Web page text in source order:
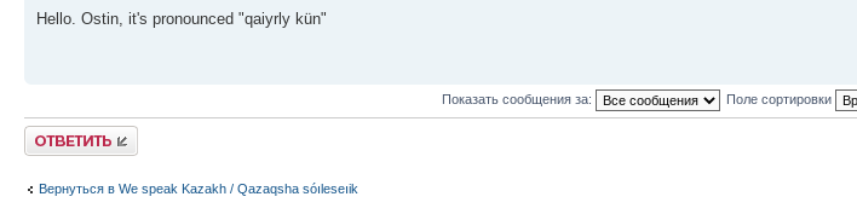
Hello. Ostin, it's pronounced "qaiyrly kün"
Показать сообщения за: Поле сортировки
Ответить
Вернуться в We speak Kazakh / Qazaqsha sóıleseıik